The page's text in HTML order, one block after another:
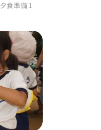
夕食準備１